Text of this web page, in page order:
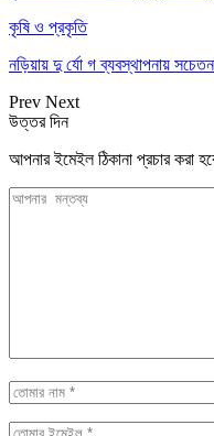
কৃষি ও প্রকৃতি
নড়িয়ায় দু র্যো গ ব্যবস্থাপনায়
Prev Next
উত্তর দিন
আপনার ইমেইল ঠিকানা প্রচার করা